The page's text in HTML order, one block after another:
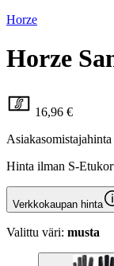
Horze
Horze
16,96 €
Asiakasomistajahinta
Hinta ilman S-
Verkkokaupan hinta
Valittu väri: musta